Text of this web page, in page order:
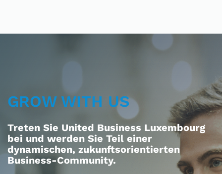
GROW WITH US
Treten Sie United Business Luxembourg
bei und werden Sie Teil einer
dynamischen, zukunftsorientierten
Business-Community.